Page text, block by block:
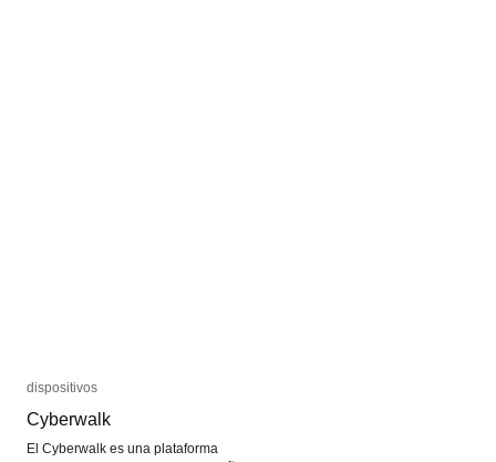
dispositivos
Cyberwalk
El Cyberwalk es una plataforma
dispositivos
Cyberwalk